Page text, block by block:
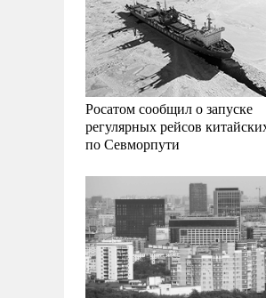
Росатом сообщил о запуске
регулярных рейсов
по Севморпути